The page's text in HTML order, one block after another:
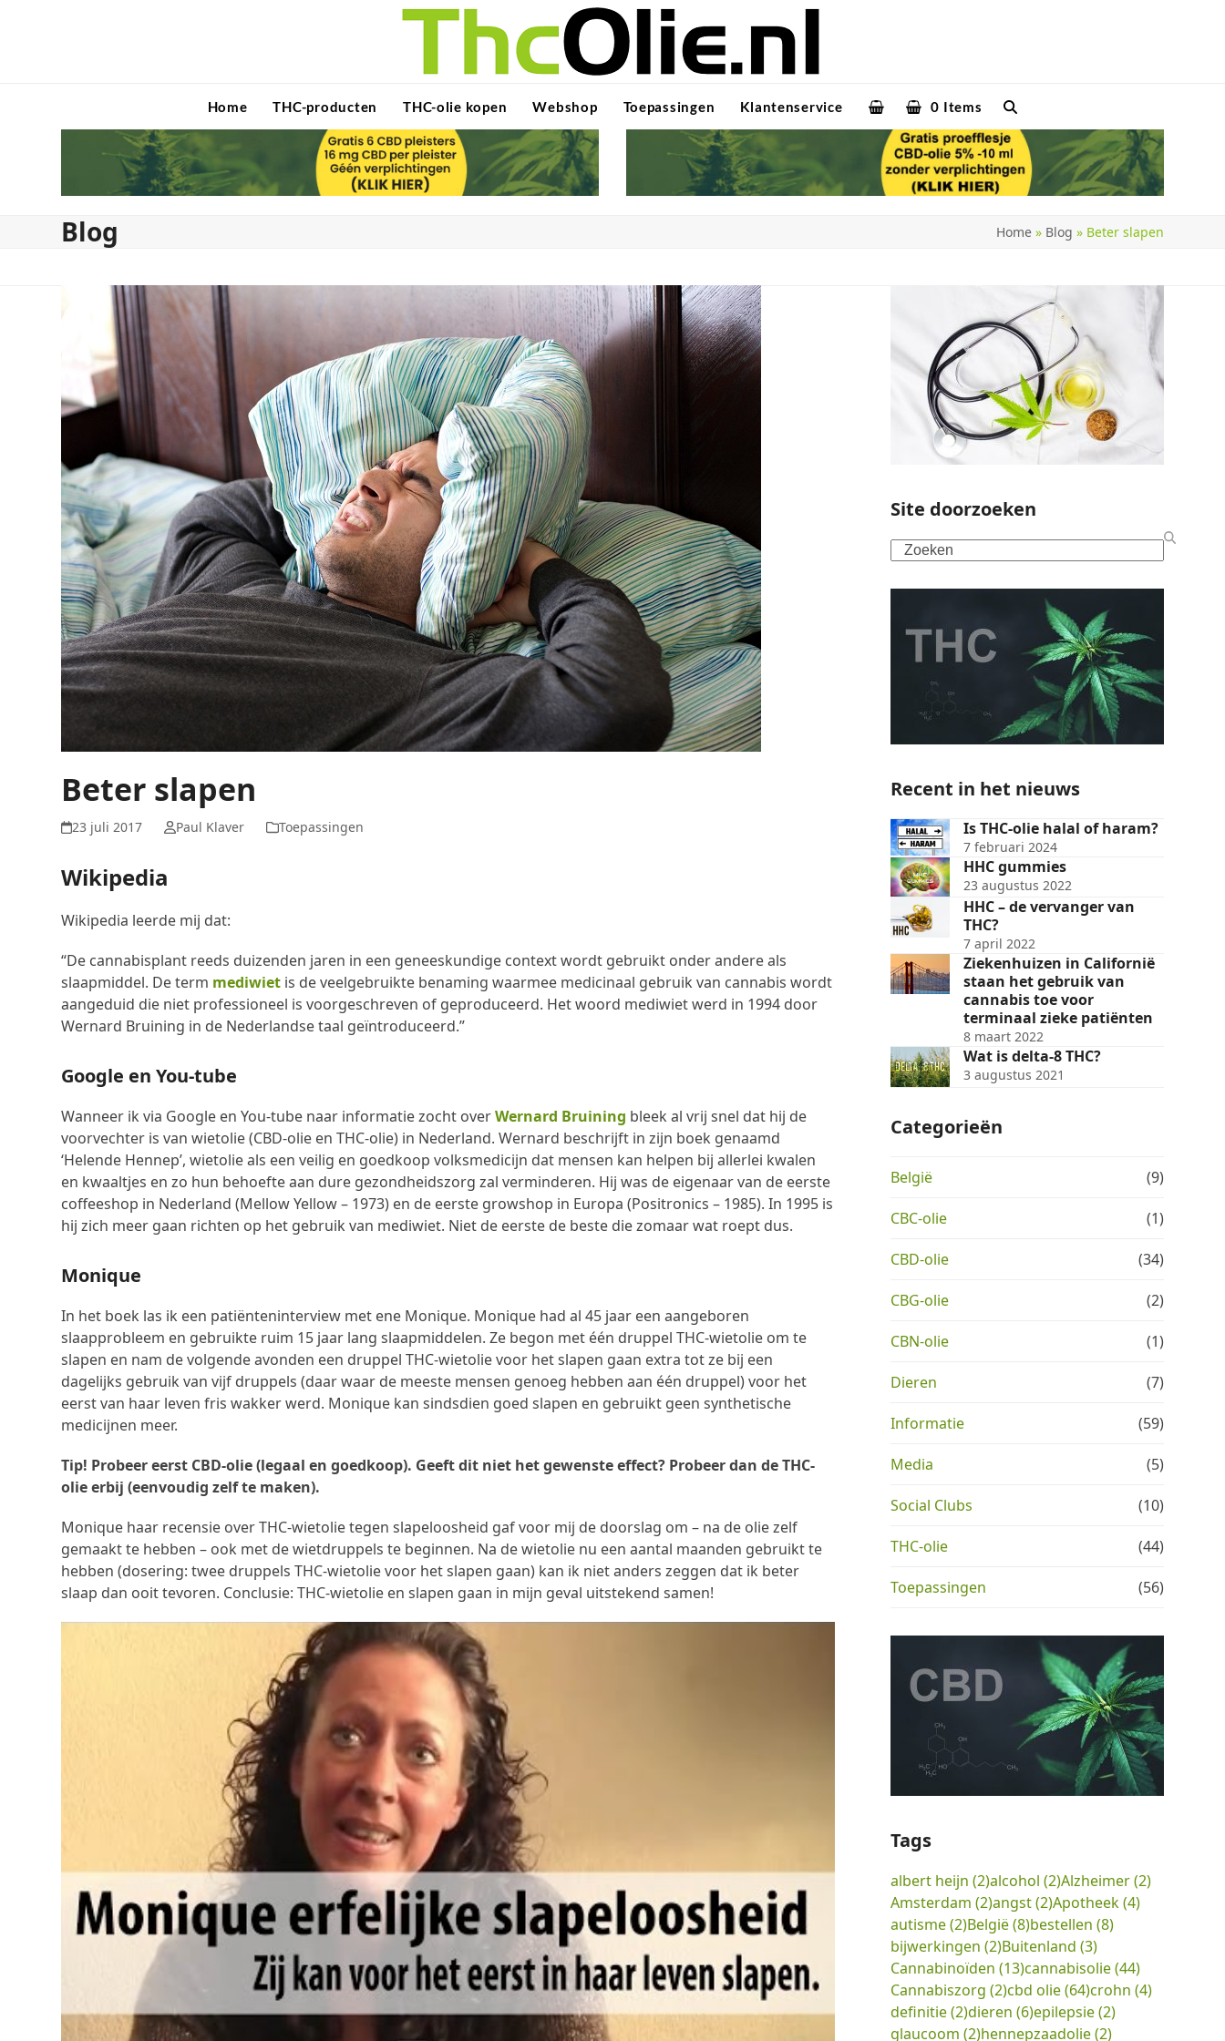
Home THC-producten THC-olie kopen Webshop Toepassingen Klantenservice 0 Items
Blog Home» Blog » Beter slapen
Beter slapen
23 juli 2017 Paul Klaver Toepassingen
Wikipedia
Wikipedia leerde mij dat:
“De cannabisplant reeds duizenden jaren in een geneeskundige context wordt gebruikt onder andere als
slaapmiddel. De term mediwiet is de veelgebruikte benaming waarmee medicinaal gebruik van cannabis wordt
aangeduid die niet professioneel is voorgeschreven of geproduceerd. Het woord mediwiet werd in 1994 door
Wernard Bruining in de Nederlandse taal geïntroduceerd.”
Google en You-tube
Wanneer ik via Google en You-tube naar informatie zocht overWernard Bruining bleek al vrij snel dat hij de
voorvechter is van wietolie (CBD-olie en THC-olie) in Nederland. Wernard beschrijft in zijn boek genaamd
‘Helende Hennep’, wietolie als een veilig en goedkoop volksmedicijn dat mensen kan helpen bij allerlei kwalen
en kwaaltjes en zo hun behoefte aan dure gezondheidszorg zal verminderen. Hij was de eigenaar van de eerste
coffeeshop in Nederland (Mellow Yellow – 1973) en de eerste growshop in Europa (Positronics – 1985). In 1995 is
hij zich meer gaan richten op het gebruik van mediwiet. Niet de eerste de beste die zomaar wat roept dus.
Monique
In het boek las ik een patiënteninterview met ene Monique. Monique had al 45 jaar een aangeboren
slaapprobleem en gebruikte ruim 15 jaar lang slaapmiddelen. Ze begon met één druppel THC-wietolie om te
slapen en nam de volgende avonden een druppel THC-wietolie voor het slapen gaan extra tot ze bij een
dagelijks gebruik van vijf druppels (daar waar de meeste mensen genoeg hebben aan één druppel) voor het
eerst van haar leven fris wakker werd. Monique kan sindsdien goed slapen en gebruikt geen synthetische
medicijnen meer.
Tip! Probeer eerst CBD-olie (legaal en goedkoop). Geeft dit niet het gewenste effect? Probeer dan de THC-
olie erbij (eenvoudig zelf te maken).
Monique haar recensie over THC-wietolie tegen slapeloosheid gaf voor mij de doorslag om – na de olie zelf
gemaakt te hebben – ook met de wietdruppels te beginnen. Na de wietolie nu een aantal maanden gebruikt te
hebben (dosering: twee druppels THC-wietolie voor het slapen gaan) kan ik niet anders zeggen dat ik beter
slaap dan ooit tevoren. Conclusie: THC-wietolie en slapen gaan in mijn geval uitstekend samen!
Site doorzoeken
Search
Recent in het nieuws
Is THC-olie halal of haram?
7 februari 2024
HHC gummies
23 augustus 2022
HHC – de vervanger van
THC?
7 april 2022
Ziekenhuizen in Californië
staan het gebruik van
cannabis toe voor
terminaal zieke patiënten
8 maart 2022
Wat is delta-8 THC?
3 augustus 2021
Categorieën
België (9)
CBC-olie (1)
CBD-olie (34)
CBG-olie (2)
CBN-olie (1)
Dieren (7)
Informatie (59)
Media (5)
Social Clubs (10)
THC-olie (44)
Toepassingen (56)
Tags
albert heijn (2)alcohol (2)Alzheimer(2)
Amsterdam (2)angst(2)Apotheek(4)
autisme(2)België(8)bestellen (8)
bijwerkingen (2)Buitenland (3)
Cannabinoïden (13)cannabisolie(44)
Cannabiszorg (2)cbd olie(64)crohn (4)
definitie(2)dieren (6)epilepsie(2)
glaucoom (2)hennepzaadolie(2)